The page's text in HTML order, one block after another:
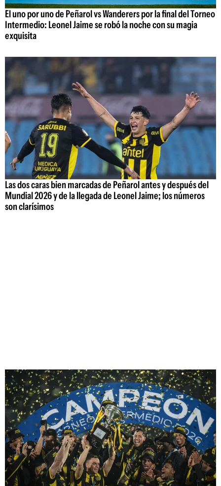
El uno por uno de Peñarol vs Wanderers por la final del Torneo
Intermedio: Leonel Jaime se robó la noche con su magia
exquisita
Las dos caras bien marcadas de Peñarol antes y después del
Mundial 2026 y de la llegada de Leonel Jaime; los números
son clarísimos